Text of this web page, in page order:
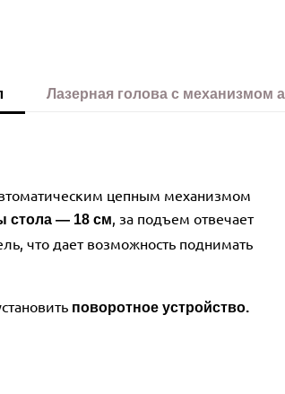
Zerder
Лазерная голова с механизмом
цепным механизмом
стола — 18 см, за подъем отвечает
что дает возможность поднимать
поворотное устройство.